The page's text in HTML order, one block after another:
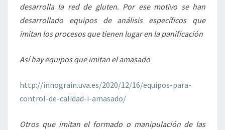
desarrolla la red de gluten. Por ese motivo se han
desarrollado equipos de análisis específicos que
imitan los procesos que tienen lugar en la panificación
Así hay equipos que imitan el amasado
http://innograin.uva.es/2020/12/16/equipos-para-
control-de-calidad-i-amasado/
Otros que imitan el formado o manipulación de las